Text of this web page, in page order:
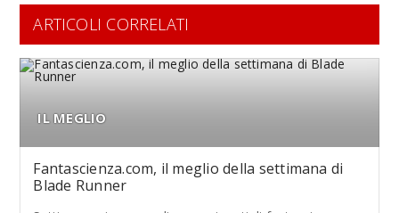
ARTICOLI CORRELATI
IL MEGLIO
Fantascienza.com, il meglio della settimana di
Blade Runner